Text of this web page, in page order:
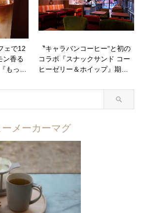
ェで12
香る
もっ…
〝キャラバンコーヒー“と初の
コラボ『スナックサンド コー
ヒーゼリー＆ホイップ』期…
メーカーマグ